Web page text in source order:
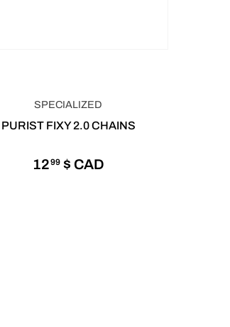
SPECIALIZED
PURIST FIXY 2.0 CHAINS
1299$ CAD